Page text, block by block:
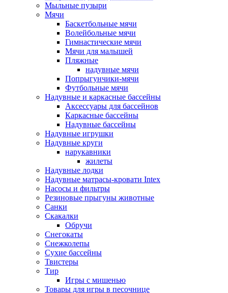
Мыльные пузыри
Мячи
Баскетбольные мячи
Волейбольные мячи
Гимнастические мячи
Мячи для малышей
Пляжные
надувные мячи
Попрыгунчики-мячи
Футбольные мячи
Надувные и каркасные бассейны
Аксессуары для бассейнов
Каркасные бассейны
Надувные бассейны
Надувные игрушки
Надувные круги
нарукавники
жилеты
Надувные лодки
Надувные матрасы-кровати Intex
Насосы и фильтры
Резиновые прыгуны животные
Санки
Скакалки
Обручи
Снегокаты
Снежколепы
Сухие бассейны
Твистеры
Тир
Игры с мишенью
Товары для игры в песочнице